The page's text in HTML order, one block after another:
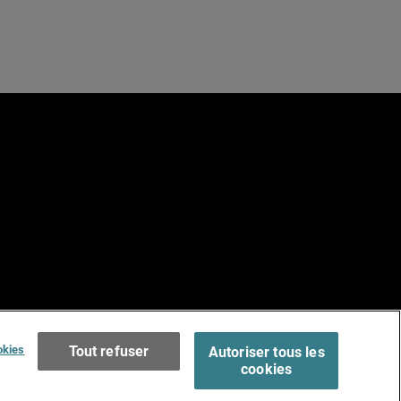
of Use >Tout refuser
Autoriser tous les
cookies